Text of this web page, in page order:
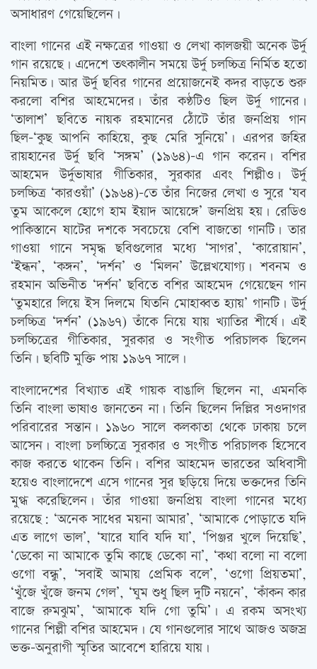
অসাধারণ গেয়েছিলেন।
বাংলা গানের এই নক্ষত্রের গাওয়া ও লেখা কালজয়ী অনেক উর্দু
গান রয়েছে। এদেশে তৎকালীন সময়ে উর্দু চলচ্চিত্র নির্মিত হতো
নিয়মিত। আর উর্দু ছবির গানের প্রয়োজনেই কদর বাড়তে শুরু
করলো বশির আহমেদের। তাঁর কণ্ঠটিও ছিল উর্দু গানের।
‘তালাশ’ ছবিতে নায়ক রহমানের ঠোঁটে তাঁর জনপ্রিয় গান
ছিল-‘কুছ আপনি কাহিয়ে, কুছ মেরি সুনিয়ে’। এরপর জহির
রায়হানের উর্দু ছবি ‘সঙ্গম’ (১৯৬৪)-এ গান করেন। বশির
আহমেদ উর্দুভাষার গীতিকার, সুরকার এবং শিল্পীও। উর্দু
চলচ্চিত্র ‘কারওয়াঁ’ (১৯৬৪)-তে তাঁর নিজের লেখা ও সুরে ‘যব
তুম আকেলে হোগে হাম ইয়াদ আয়েঙ্গে’ জনপ্রিয় হয়। রেডিও
পাকিস্তানে ষাটের দশকে সবচেয়ে বেশি বাজতো গানটি। তার
গাওয়া গানে সমৃদ্ধ ছবিগুলোর মধ্যে ‘সাগর’, ‘কারোয়ান’,
‘ইন্ধন’, ‘কঙ্গন’, ‘দর্শন’ ও ‘মিলন’ উল্লেখযোগ্য। শবনম ও
রহমান অভিনীত ‘দর্শন’ ছবিতে বশির আহমেদ গেয়েছেন গান
‘তুমহারে লিয়ে ইস দিলমে যিতনি মোহাব্বত হ্যায়’ গানটি। উর্দু
চলচ্চিত্র ‘দর্শন’ (১৯৬৭) তাঁকে নিয়ে যায় খ্যাতির শীর্ষে। এই
চলচ্চিত্রের গীতিকার, সুরকার ও সংগীত পরিচালক ছিলেন
তিনি। ছবিটি মুক্তি পায় ১৯৬৭ সালে।
বাংলাদেশের বিখ্যাত এই গায়ক বাঙালি ছিলেন না, এমনকি
তিনি বাংলা ভাষাও জানতেন না। তিনি ছিলেন দিল্লির সওদাগর
পরিবারের সন্তান। ১৯৬০ সালে কলকাতা থেকে ঢাকায় চলে
আসেন। বাংলা চলচ্চিত্রে সুরকার ও সংগীত পরিচালক হিসেবে
কাজ করতে থাকেন তিনি। বশির আহমেদ ভারতের অধিবাসী
হয়েও বাংলাদেশে এসে গানের সুর ছড়িয়ে দিয়ে ভক্তদের তিনি
মুগ্ধ করেছিলেন। তাঁর গাওয়া জনপ্রিয় বাংলা গানের মধ্যে
রয়েছে: ‘অনেক সাধের ময়না আমার’, ‘আমাকে পোড়াতে যদি
এত লাগে ভাল’, ‘যারে যাবি যদি যা’, ‘পিঞ্জর খুলে দিয়েছি’,
‘ডেকো না আমাকে তুমি কাছে ডেকো না’, ‘কথা বলো না বলো
ওগো বন্ধু’, ‘সবাই আমায় প্রেমিক বলে’, ‘ওগো প্রিয়তমা’,
‘খুঁজে খুঁজে জনম গেল’, ‘ঘুম শুধু ছিল দুটি নয়নে’, ‘কাঁকন কার
বাজে রুমঝুম’, ‘আমাকে যদি গো তুমি’। এ রকম অসংখ্য
গানের শিল্পী বশির আহমেদ। যে গানগুলোর সাথে আজও অজস্র
ভক্ত-অনুরাগী স্মৃতির আবেশে হারিয়ে যায়।